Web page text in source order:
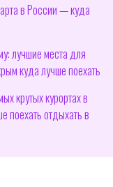
в России — куда
лучшие места для
куда лучше поехать
крутых курортах в
поехать отдыхать в